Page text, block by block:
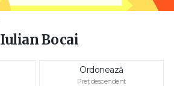
Iulian Bocai
Ordonează
Preț descendent